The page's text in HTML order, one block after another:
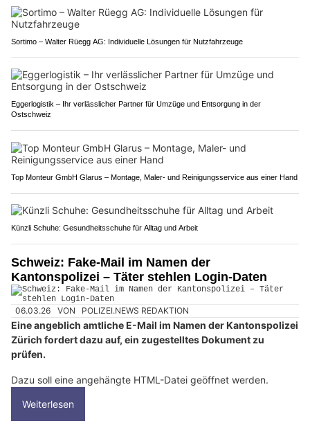
Sortimo – Walter Rüegg AG: Individuelle Lösungen für Nutzfahrzeuge
Eggerlogistik – Ihr verlässlicher Partner für Umzüge und Entsorgung in der
Ostschweiz
Top Monteur GmbH Glarus – Montage, Maler- und Reinigungsservice aus einer Hand
Künzli Schuhe: Gesundheitsschuhe für Alltag und Arbeit
Schweiz: Fake-Mail im Namen der
Kantonspolizei – Täter stehlen Login-Daten
06.03.26 VON POLIZEI.NEWS REDAKTION
Eine angeblich amtliche E-Mail im Namen der Kantonspolizei
Zürich fordert dazu auf, ein zugestelltes Dokument zu
prüfen.
Dazu soll eine angehängte HTML-Datei geöffnet werden.
Weiterlesen